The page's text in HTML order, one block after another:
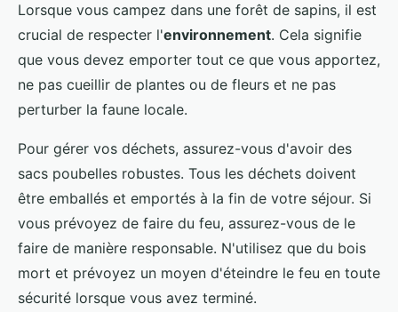
Lorsque vous campez dans une forêt de sapins, il est
crucial de respecter l'environnement. Cela signifie
que vous devez emporter tout ce que vous apportez,
ne pas cueillir de plantes ou de fleurs et ne pas
perturber la faune locale.
Pour gérer vos déchets, assurez-vous d'avoir des
sacs poubelles robustes. Tous les déchets doivent
être emballés et emportés à la fin de votre séjour. Si
vous prévoyez de faire du feu, assurez-vous de le
faire de manière responsable. N'utilisez que du bois
mort et prévoyez un moyen d'éteindre le feu en toute
sécurité lorsque vous avez terminé.